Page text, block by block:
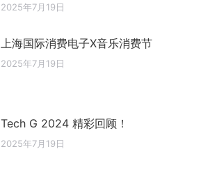
2025年7月19日
上海国际消费电子X音乐消费节
2025年7月19日
Tech G 2024 精彩回顾！
2025年7月19日